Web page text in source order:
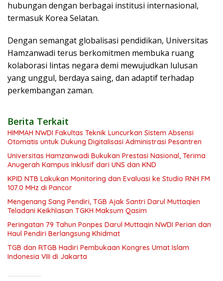
hubungan dengan berbagai institusi internasional,
termasuk Korea Selatan.
Dengan semangat globalisasi pendidikan, Universitas
Hamzanwadi terus berkomitmen membuka ruang
kolaborasi lintas negara demi mewujudkan lulusan
yang unggul, berdaya saing, dan adaptif terhadap
perkembangan zaman.
Berita Terkait
HIMMAH NWDI Fakultas Teknik Luncurkan Sistem Absensi
Otomatis untuk Dukung Digitalisasi Administrasi Pesantren
Universitas Hamzanwadi Bukukan Prestasi Nasional, Terima
Anugerah Kampus Inklusif dari UNS dan KND
KPID NTB Lakukan Monitoring dan Evaluasi ke Studio RNH FM
107.0 MHz di Pancor
Mengenang Sang Pendiri, TGB Ajak Santri Darul Muttaqien
Teladani Keikhlasan TGKH Maksum Qasim
Peringatan 79 Tahun Ponpes Darul Muttaqin NWDI Perian dan
Haul Pendiri Berlangsung Khidmat
TGB dan RTGB Hadiri Pembukaan Kongres Umat Islam
Indonesia VIII di Jakarta